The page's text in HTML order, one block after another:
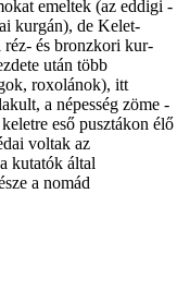
emeltek (az eddigi
kurgán), de Kelet-
réz- és bronzkori ­kur­
után több
roxolánok), itt
a népesség zöme
eső pusztákon élő
voltak az
kutatók által
a nomád